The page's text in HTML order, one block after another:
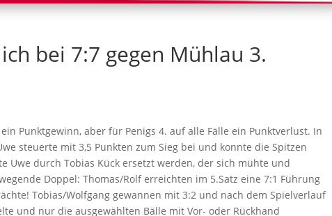
bei 7:7 gegen Mühlau 3.
Punktgewinn, aber für Penigs 4. auf alle Fälle ein Punktverlust. In
steuerte mit 3,5 Punkten zum Sieg bei und konnte die Spitzen
durch Tobias Kück ersetzt werden, der sich mühte und
Doppel: Thomas/Rolf erreichten im 5.Satz eine 7:1 Führung
Tobias/Wolfgang gewannen mit 3:2 und nach dem Spielverlauf
und nur die ausgewählten Bälle mit Vor- oder Rückhand